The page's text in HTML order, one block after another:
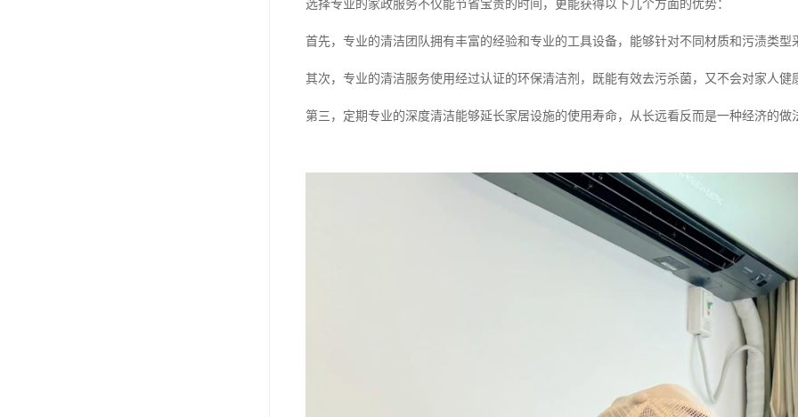
选择专业的家政服务不仅能节省宝贵的时间，更能获得以下几个方面的优势：
首先，专业的清洁团队拥有丰富的经验和专业的工具设备，能够针对不同材质和污渍类
其次，专业的清洁服务使用经过认证的环保清洁剂，既能有效去污杀菌，又不会对家人健
第三，定期专业的深度清洁能够延长家居设施的使用寿命，从长远看反而是一种经济的做